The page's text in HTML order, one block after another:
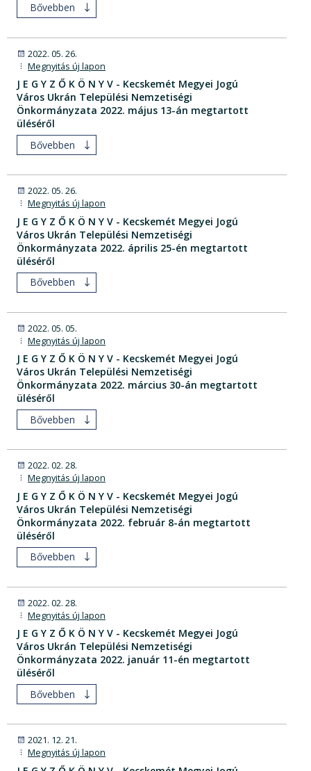
Bővebben
2022. 05. 26.
Megnyitás új lapon
J E G Y Z Ő K Ö N Y V - Kecskemét Megyei Jogú
Város Ukrán Települési Nemzetiségi
Önkormányzata 2022. május 13-án megtartott
üléséről
Bővebben
2022. 05. 26.
Megnyitás új lapon
J E G Y Z Ő K Ö N Y V - Kecskemét Megyei Jogú
Város Ukrán Települési Nemzetiségi
Önkormányzata 2022. április 25-én megtartott
üléséről
Bővebben
2022. 05. 05.
Megnyitás új lapon
J E G Y Z Ő K Ö N Y V - Kecskemét Megyei Jogú
Város Ukrán Települési Nemzetiségi
Önkormányzata 2022. március 30-án megtartott
üléséről
Bővebben
2022. 02. 28.
Megnyitás új lapon
J E G Y Z Ő K Ö N Y V - Kecskemét Megyei Jogú
Város Ukrán Települési Nemzetiségi
Önkormányzata 2022. február 8-án megtartott
üléséről
Bővebben
2022. 02. 28.
Megnyitás új lapon
J E G Y Z Ő K Ö N Y V - Kecskemét Megyei Jogú
Város Ukrán Települési Nemzetiségi
Önkormányzata 2022. január 11-én megtartott
üléséről
Bővebben
2021. 12. 21.
Megnyitás új lapon